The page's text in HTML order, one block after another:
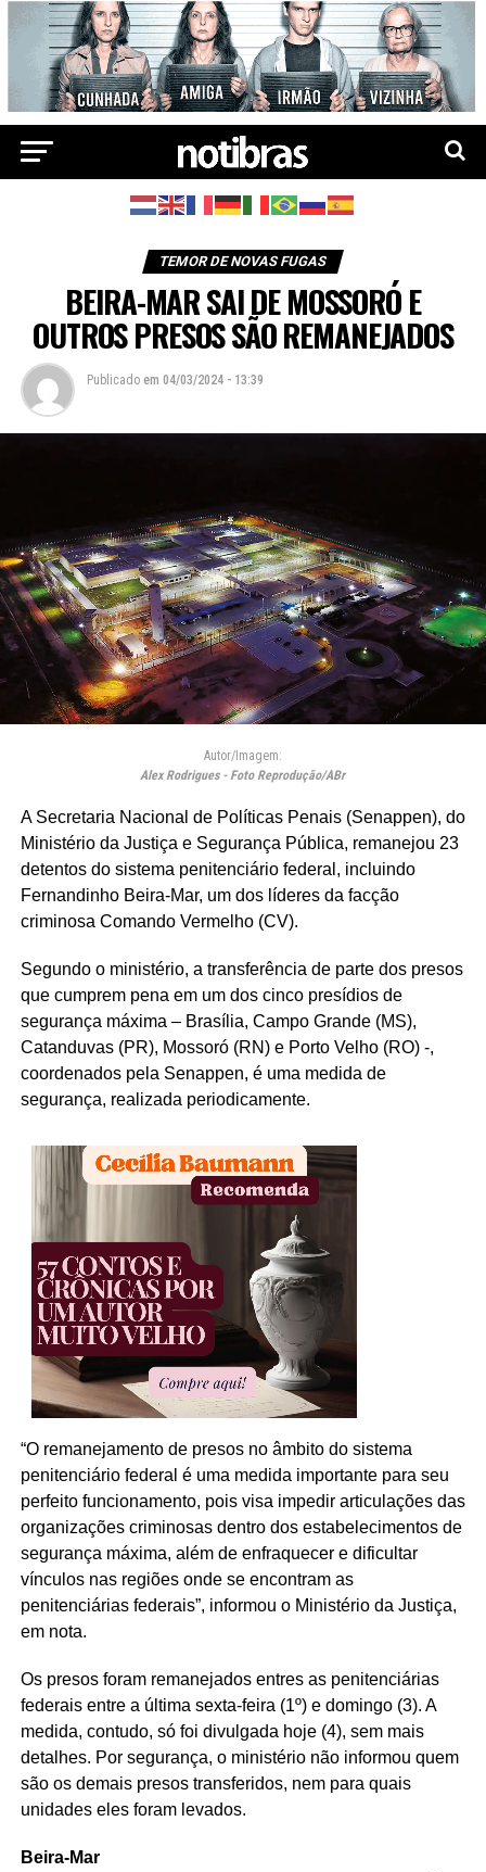
TEMOR DE NOVAS FUGAS
BEIRA-MAR SAI DE MOSSORÓ E
OUTROS PRESOS SÃO REMANEJADOS
Publicado em 04/03/2024 - 13:39
Autor/Imagem:
Alex Rodrigues - Foto Reprodução/ABr
A Secretaria Nacional de Políticas Penais (Senappen), do
Ministério da Justiça e Segurança Pública, remanejou 23
detentos do sistema penitenciário federal, incluindo
Fernandinho Beira-Mar, um dos líderes da facção
criminosa Comando Vermelho (CV).
Segundo o ministério, a transferência de parte dos presos
que cumprem pena em um dos cinco presídios de
segurança máxima – Brasília, Campo Grande (MS),
Catanduvas (PR), Mossoró (RN) e Porto Velho (RO) -,
coordenados pela Senappen, é uma medida de
segurança, realizada periodicamente.
“O remanejamento de presos no âmbito do sistema
penitenciário federal é uma medida importante para seu
perfeito funcionamento, pois visa impedir articulações das
organizações criminosas dentro dos estabelecimentos de
segurança máxima, além de enfraquecer e dificultar
vínculos nas regiões onde se encontram as
penitenciárias federais”, informou o Ministério da Justiça,
em nota.
Os presos foram remanejados entres as penitenciárias
federais entre a última sexta-feira (1º) e domingo (3). A
medida, contudo, só foi divulgada hoje (4), sem mais
detalhes. Por segurança, o ministério não informou quem
são os demais presos transferidos, nem para quais
unidades eles foram levados.
Beira-Mar